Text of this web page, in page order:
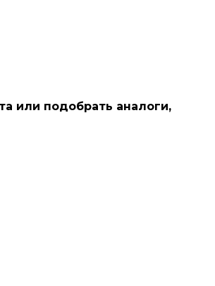
или подобрать аналоги,